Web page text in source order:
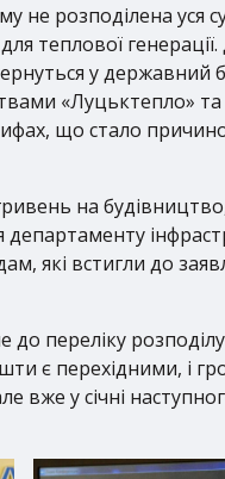
розподілена уся
теплової
у державний
«Луцьктепло»
що стало
на
департаменту
які встигли до
переліку розподілу
є перехідними, і
вже у січні